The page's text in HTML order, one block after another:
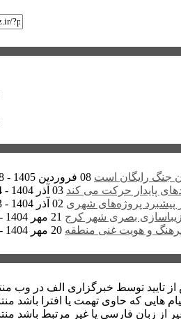
جنگ رایگان است 08 فروردین 1405 - 28 مارس 2026
پایدار حرکت می کند 03 آذر 1404 - 24 نوامبر 2025
پیشبرد پروژه‌های شهری 02 آذر 1404 - 23 نوامبر 2025
زیباسازی بصری شهر کرج 21 مهر 1404 - 13 اکتبر 2025
و هویت غنی منطقه 20 مهر 1404 - 12 اکتبر 2025